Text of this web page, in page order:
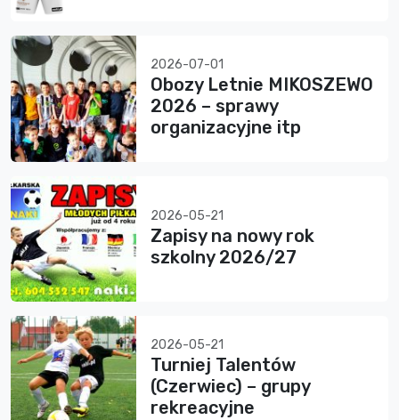
2026-07-01
Obozy Letnie MIKOSZEWO
2026 – sprawy
organizacyjne itp
2026-05-21
Zapisy na nowy rok
szkolny 2026/27
2026-05-21
Turniej Talentów
(Czerwiec) – grupy
rekreacyjne